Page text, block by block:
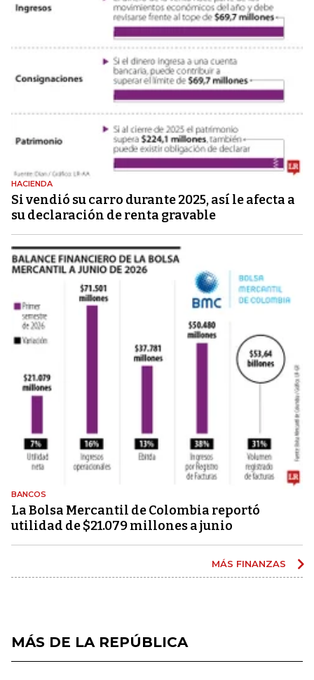
HACIENDA
Si vendió su carro durante 2025, así le afecta a
su declaración de renta gravable
BANCOS
La Bolsa Mercantil de Colombia reportó
utilidad de $21.079 millones a junio
MÁS FINANZAS
MÁS DE LA REPÚBLICA